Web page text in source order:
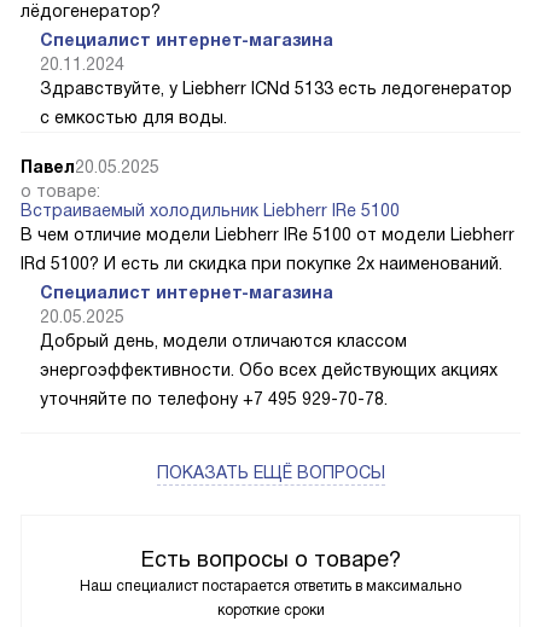
Есть вопросы о товаре?
Наш специалист постарается ответить в максимально
короткие сроки
лёдогенератор?
Специалист интернет-магазина
20.11.2024
Здравствуйте, у Liebherr ICNd 5133 есть ледогенератор
с емкостью для воды.
Павел20.05.2025
о товаре:
Встраиваемый холодильник Liebherr IRe 5100
В чем отличие модели Liebherr IRe 5100 от модели Liebherr
IRd 5100? И есть ли скидка при покупке 2х наименований.
Специалист интернет-магазина
20.05.2025
Добрый день, модели отличаются классом
энергоэффективности. Обо всех действующих акциях
уточняйте по телефону +7 495 929-70-78.
ПОКАЗАТЬ ЕЩЁ ВОПРОСЫ